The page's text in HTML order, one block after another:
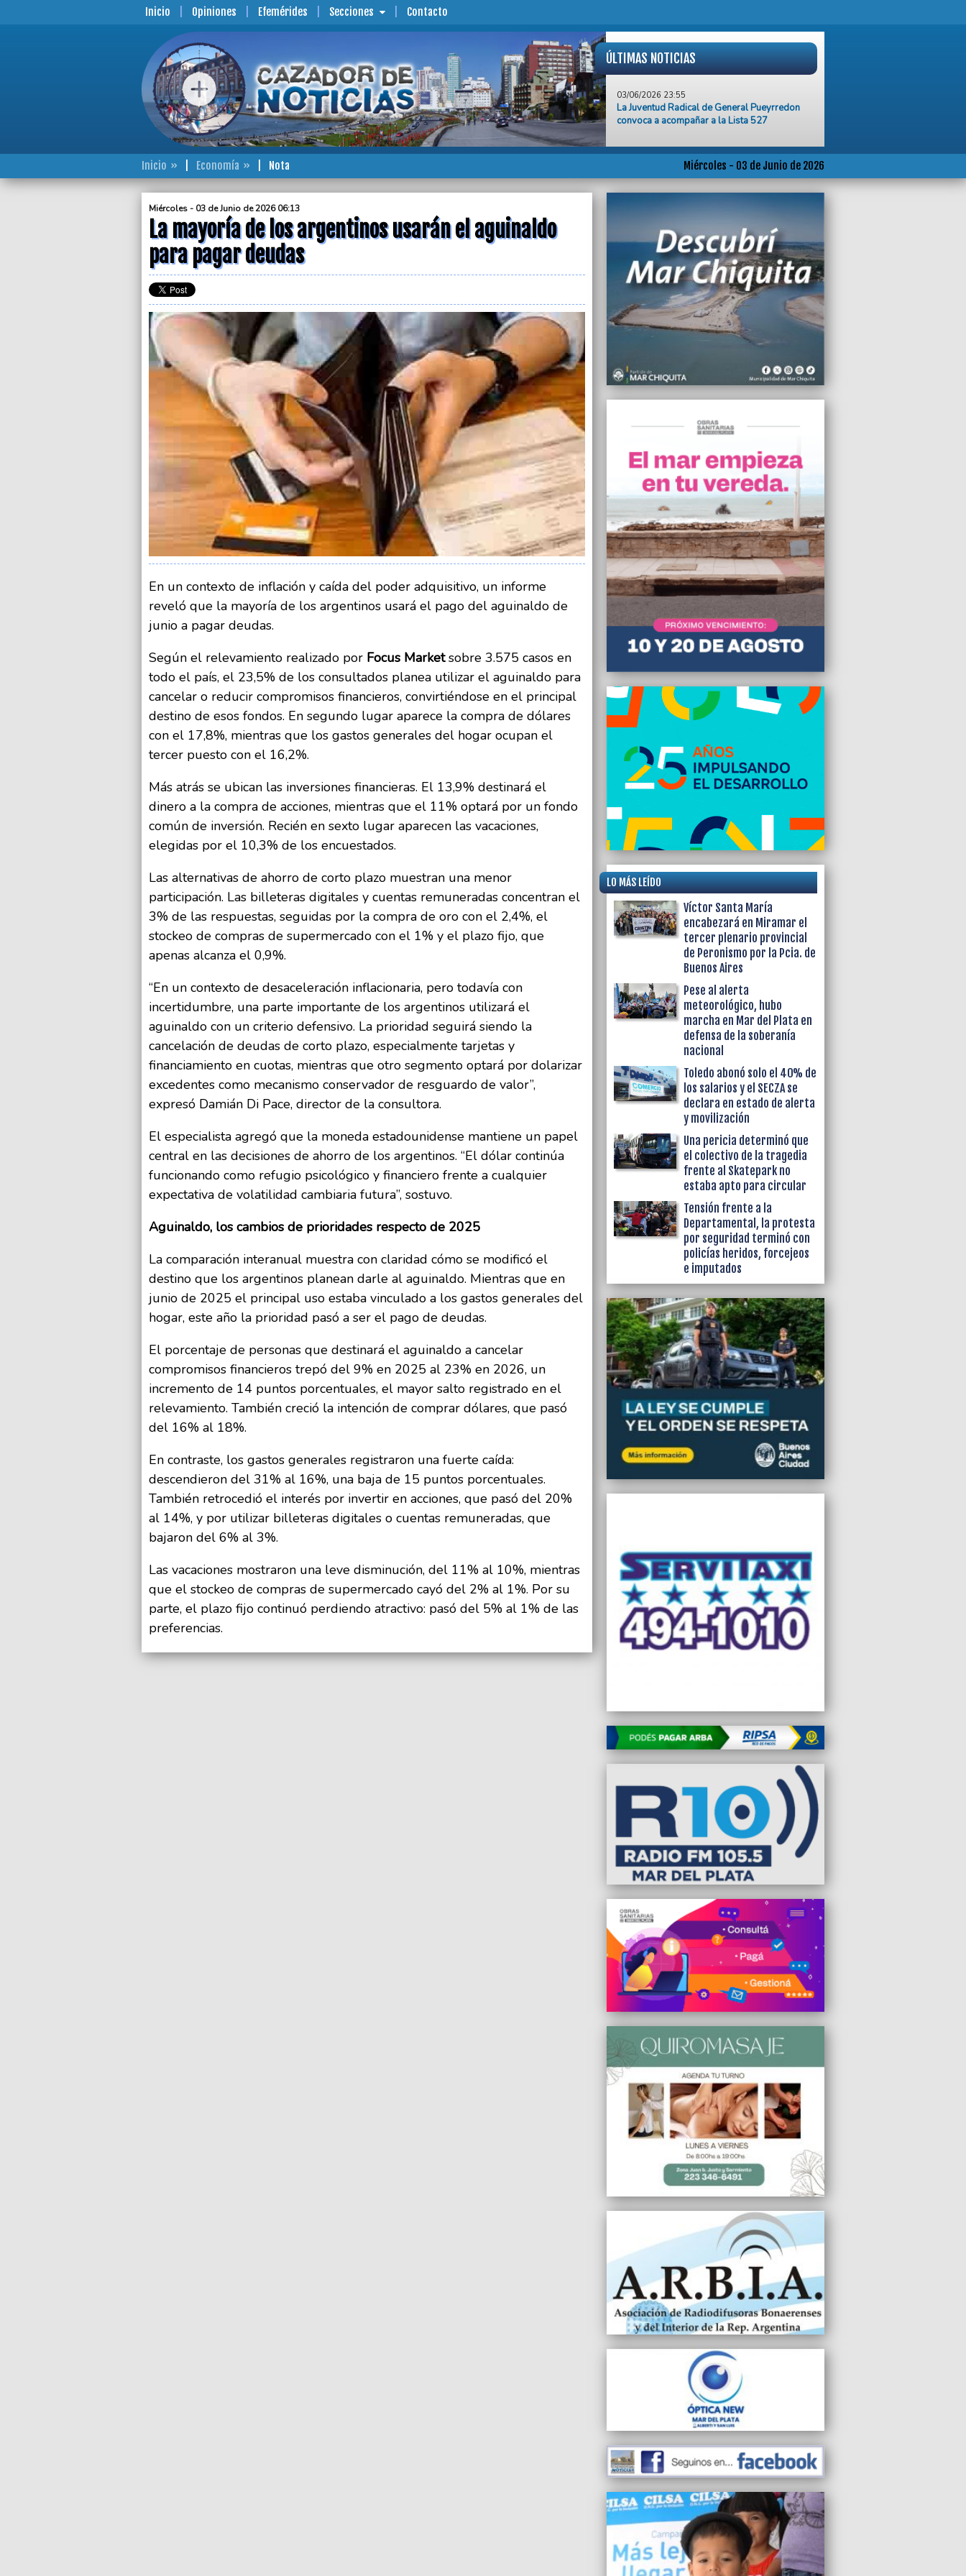
Inicio Opiniones Efemérides Secciones Contacto
ÚLTIMAS NOTICIAS
La Juventud Radical de General Pueyrredon
convoca a acompañar a la Lista 527
Frazadazo frente a la Municipalidad, exigiendo
al Senado Nacional mantener el subsidio por
03/06/2026 15:48
Con respaldo absoluto, Guillermo Moser fue
03/06/2026 15:45
La Provincia pidió frenar la cautelar impulsada
por el Municipio de Gral. Pueyrredon por
Punta Mogotes
03/06/2026 15:37
"Para cualquier emprendimiento alcanza con
Obeid a las excepciones
03/06/2026 14:53
La Lista 110 Unidad convoca a los afiliados a
domingo
03/06/2026 13:44
"Palestina en contexto", Mar del Plata será
sede de un conversatorio y testimonios de la
Flotilla Humanitaria
03/06/2026 11:44
Conflicto en el Supervielle, denuncian ajuste
despiadado
03/06/2026 06:13
La mayoría de los argentinos usarán el
aguinaldo para pagar deudas
02/06/2026 21:55
Situación de calle en Mar del Plata, crecen las
plazas de asistencia pero denuncian trabas y
Miércoles - 03 de Junio de 2026
Inicio Economía Nota
Miércoles - 03 de Junio de 2026 06:13
La mayoría de los argentinos usarán el aguinaldo
para pagar deudas
En un contexto de inflación y caída del poder adquisitivo, un informe
reveló que la mayoría de los argentinos usará el pago del aguinaldo de
junio a pagar deudas.
Según el relevamiento realizado por Focus Marketsobre 3.575 casos en
todo el país, el 23,5% de los consultados planea utilizar el aguinaldo para
cancelar o reducir compromisos financieros, convirtiéndose en el principal
destino de esos fondos. En segundo lugar aparece la compra de dólares
con el 17,8%, mientras que los gastos generales del hogar ocupan el
tercer puesto con el 16,2%.
Más atrás se ubican las inversiones financieras. El 13,9% destinará el
dinero a la compra de acciones, mientras que el 11% optará por un fondo
común de inversión. Recién en sexto lugar aparecen las vacaciones,
elegidas por el 10,3% de los encuestados.
Las alternativas de ahorro de corto plazo muestran una menor
participación. Las billeteras digitales y cuentas remuneradas concentran el
3% de las respuestas, seguidas por la compra de oro con el 2,4%, el
stockeo de compras de supermercado con el 1% y el plazo fijo, que
apenas alcanza el 0,9%.
“En un contexto de desaceleración inflacionaria, pero todavía con
incertidumbre, una parte importante de los argentinos utilizará el
aguinaldo con un criterio defensivo. La prioridad seguirá siendo la
cancelación de deudas de corto plazo, especialmente tarjetas y
financiamiento en cuotas, mientras que otro segmento optará por dolarizar
excedentes como mecanismo conservador de resguardo de valor”,
expresó Damián Di Pace, director de la consultora.
El especialista agregó que la moneda estadounidense mantiene un papel
central en las decisiones de ahorro de los argentinos. “El dólar continúa
funcionando como refugio psicológico y financiero frente a cualquier
expectativa de volatilidad cambiaria futura”, sostuvo.
Aguinaldo, los cambios de prioridades respecto de 2025
La comparación interanual muestra con claridad cómo se modificó el
destino que los argentinos planean darle al aguinaldo. Mientras que en
junio de 2025 el principal uso estaba vinculado a los gastos generales del
hogar, este año la prioridad pasó a ser el pago de deudas.
El porcentaje de personas que destinará el aguinaldo a cancelar
compromisos financieros trepó del 9% en 2025 al 23% en 2026, un
incremento de 14 puntos porcentuales, el mayor salto registrado en el
relevamiento. También creció la intención de comprar dólares, que pasó
del 16% al 18%.
En contraste, los gastos generales registraron una fuerte caída:
descendieron del 31% al 16%, una baja de 15 puntos porcentuales.
También retrocedió el interés por invertir en acciones, que pasó del 20%
al 14%, y por utilizar billeteras digitales o cuentas remuneradas, que
bajaron del 6% al 3%.
Las vacaciones mostraron una leve disminución, del 11% al 10%, mientras
que el stockeo de compras de supermercado cayó del 2% al 1%. Por su
parte, el plazo fijo continuó perdiendo atractivo: pasó del 5% al 1% de las
preferencias.
LO MÁS LEÍDO
Víctor Santa María
encabezará en Miramar el
tercer plenario provincial
de Peronismo por la Pcia. de
Buenos Aires
Pese al alerta
meteorológico, hubo
marcha en Mar del Plata en
defensa de la soberanía
nacional
Toledo abonó solo el 40% de
los salarios y el SECZA se
declara en estado de alerta
y movilización
Una pericia determinó que
el colectivo de la tragedia
frente al Skatepark no
estaba apto para circular
Tensión frente a la
Departamental, la protesta
por seguridad terminó con
policías heridos, forcejeos
e imputados